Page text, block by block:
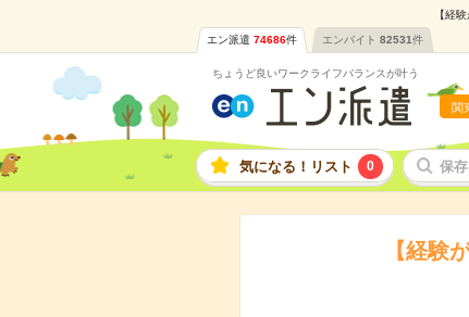
【経
エン派遣 74686件 エンバイト 82531件
ちょうど良いワークライフバランスが叶う
関
気になる！リスト 0 保
【経験